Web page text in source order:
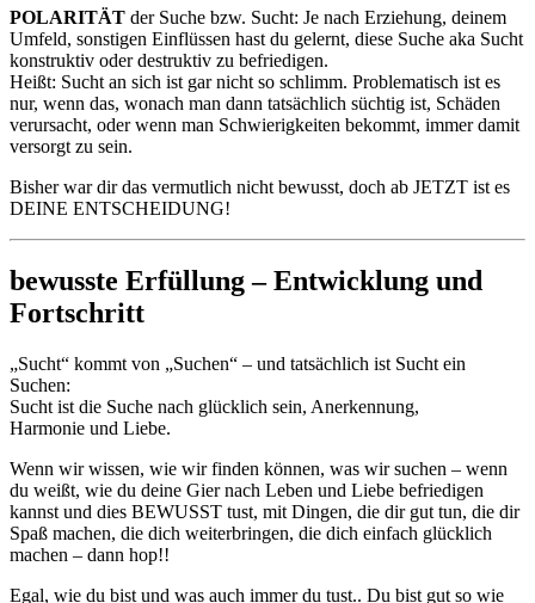
POLARITÄT der Suche bzw. Sucht: Je nach Erziehung, deinem
Umfeld, sonstigen Einflüssen hast du gelernt, diese Suche aka Sucht
konstruktiv oder destruktiv zu befriedigen.
Heißt: Sucht an sich ist gar nicht so schlimm. Problematisch ist es
nur, wenn das, wonach man dann tatsächlich süchtig ist, Schäden
verursacht, oder wenn man Schwierigkeiten bekommt, immer damit
versorgt zu sein.
Bisher war dir das vermutlich nicht bewusst, doch ab JETZT ist es
DEINE ENTSCHEIDUNG!
bewusste Erfüllung – Entwicklung und
Fortschritt
„Sucht“ kommt von „Suchen“ – und tatsächlich ist Sucht ein
Suchen:
Sucht ist die Suche nach glücklich sein, Anerkennung,
Harmonie und Liebe.
Wenn wir wissen, wie wir finden können, was wir suchen – wenn
du weißt, wie du deine Gier nach Leben und Liebe befriedigen
kannst und dies BEWUSST tust, mit Dingen, die dir gut tun, die dir
Spaß machen, die dich weiterbringen, die dich einfach glücklich
machen – dann hop!!
Egal, wie du bist und was auch immer du tust.. Du bist gut so wie